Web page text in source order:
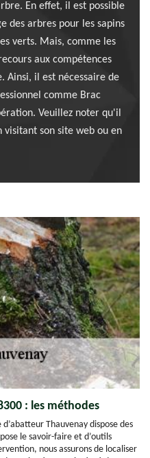
En effet, il est possible
des arbres pour les sapins
verts. Mais, comme les
aux compétences
Ainsi, il est nécessaire de
comme Brac
Veuillez noter qu'il
visitant son site web ou en
: les méthodes
Thauvenay dispose des
le savoir-faire et d’outils
nous assurons de localiser